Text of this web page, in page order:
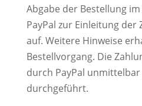
Abgabe der Bestellung
PayPal zur Einleitung
auf. Weitere Hinweise
Bestellvorgang. Die
durch PayPal
durchgeführt.